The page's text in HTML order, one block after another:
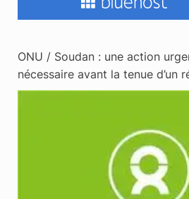
ONU / Soudan : une action
nécessaire avant la tenue d’un